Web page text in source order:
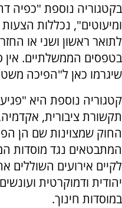
בקטגוריה נוספת "כפיה
ומיעוטים", נכללות
לתואר ראשון ושני או
בטפסים הממשלתיים.
שיגרמו כאן ל"הפיכה
קטגוריה נוספת היא
תקשורת ציבורית,
החוק שמצוינות שם הן
המתבטאים נגד מוסדות
לקיים אירועים השוללים
יהודית ודמוקרטית
במוסדות חינוך.